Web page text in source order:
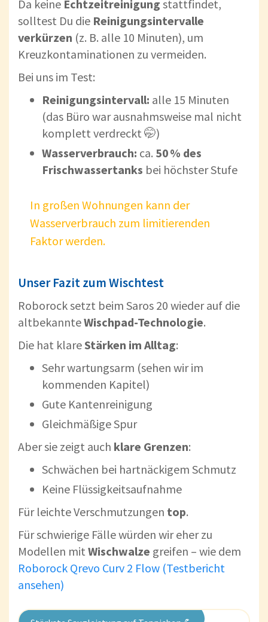
Da keine Echtzeitreinigung stattfindet,
solltest Du die Reinigungsintervalle
verkürzen (z. B. alle 10 Minuten), um
Kreuzkontaminationen zu vermeiden.
Bei uns im Test:
Reinigungsintervall: alle 15 Minuten
(das Büro war ausnahmsweise mal nicht
komplett verdreckt 🤭)
Wasserverbrauch: ca. 50 % des
Frischwassertanks bei höchster Stufe
In großen Wohnungen kann der
Wasserverbrauch zum limitierenden
Faktorwerden.
Unser Fazit zum Wischtest
Roborock setzt beim Saros 20 wieder auf die
altbekannteWischpad-Technologie.
Die hat klareStärken im Alltag:
Sehr wartungsarm (sehen wir im
kommenden Kapitel)
Gute Kantenreinigung
Gleichmäßige Spur
Aber sie zeigt auch klare Grenzen:
Schwächen bei hartnäckigem Schmutz
Keine Flüssigkeitsaufnahme
Für leichte Verschmutzungen top.
Für schwierige Fälle würden wir eher zu
Modellen mit Wischwalze greifen – wie dem
Roborock Qrevo Curv 2 Flow (Testbericht
ansehen)